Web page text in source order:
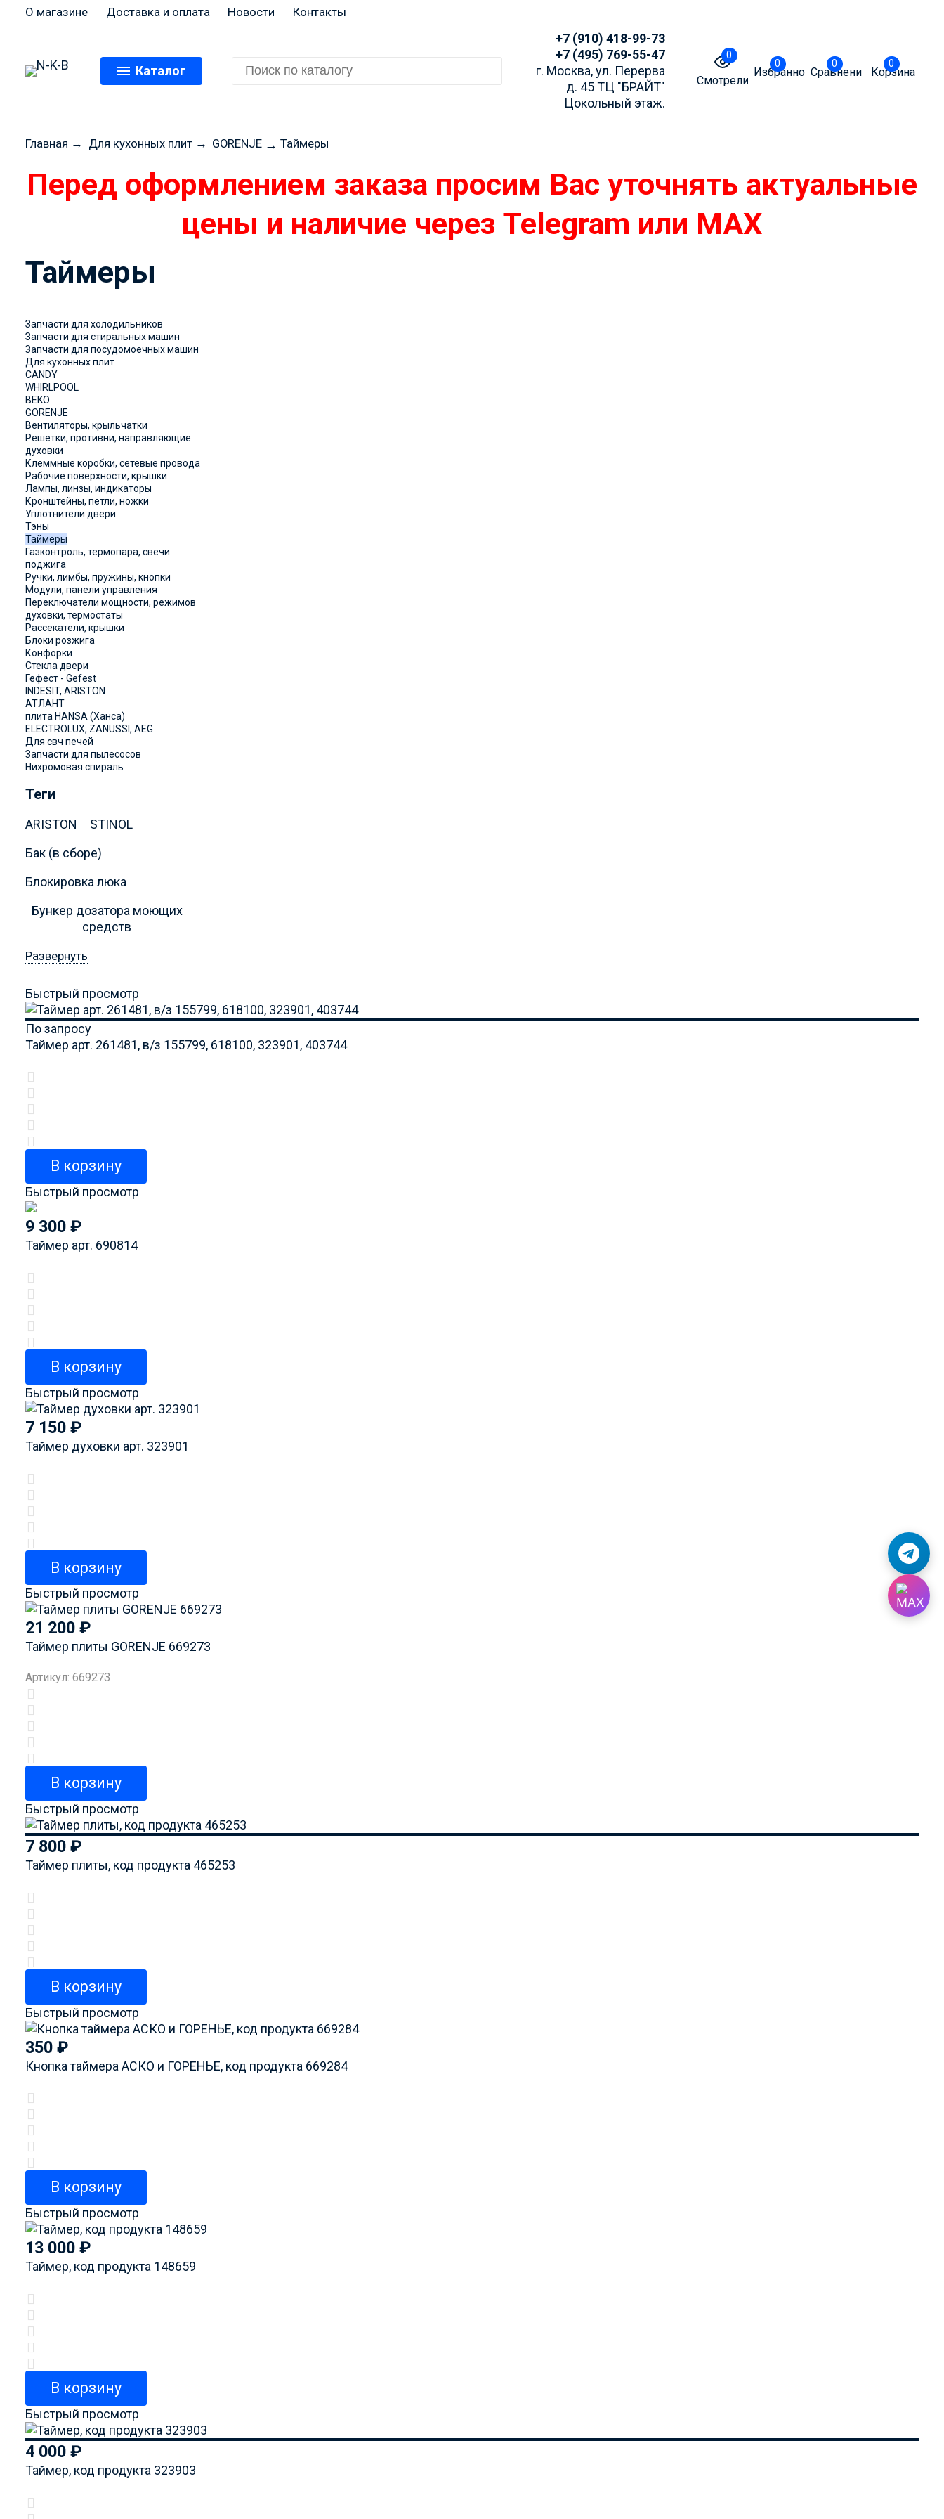
О магазине Доставка и оплата Новости Контакты
Каталог
+7 (910) 418-99-73
+7 (495) 769-55-47
г. Москва, ул. Перерва
д. 45 ТЦ "БРАЙТ"
Цокольный этаж.
0
Смотрели
0
Избранное
0
Сравнение
0
Корзина
Главная → Для кухонных плит→ GORENJE → Таймеры
Перед оформлением заказа просим Вас уточнять актуальные
цены и наличие через Telegram или MAX
Таймеры
Запчасти для холодильников
Запчасти для стиральных машин
Запчасти для посудомоечных машин
Для кухонных плит
CANDY
WHIRLPOOL
BEKO
GORENJE
Вентиляторы, крыльчатки
Решетки, противни, направляющие
духовки
Клеммные коробки, сетевые провода
Рабочие поверхности, крышки
Лампы, линзы, индикаторы
Кронштейны, петли, ножки
Уплотнители двери
Тэны
Таймеры
Газконтроль, термопара, свечи
поджига
Ручки, лимбы, пружины, кнопки
Модули, панели управления
Переключатели мощности, режимов
духовки, термостаты
Рассекатели, крышки
Блоки розжига
Конфорки
Стекла двери
Гефест - Gefest
INDESIT, ARISTON
АТЛАНТ
плита HANSA (Ханса)
ELECTROLUX, ZANUSSI, AEG
Для свч печей
Запчасти для пылесосов
Нихромовая спираль
Теги
ARISTON
STINOL
Бак (в сборе)
Блокировка люка
Бункер дозатора моющих
средств
Развернуть
Быстрый просмотр
По запросу
Таймер арт. 261481, в/з 155799, 618100, 323901, 403744
В корзину
Быстрый просмотр
9 300 ₽
Таймер арт. 690814
В корзину
Быстрый просмотр
7 150 ₽
Таймер духовки арт. 323901
В корзину
Быстрый просмотр
21 200 ₽
Таймер плиты GORENJE 669273
Артикул: 669273
В корзину
Быстрый просмотр
7 800 ₽
Таймер плиты, код продукта 465253
В корзину
Быстрый просмотр
350 ₽
Кнопка таймера АСКО и ГОРЕНЬЕ, код продукта 669284
В корзину
Быстрый просмотр
13 000 ₽
Таймер, код продукта 148659
В корзину
Быстрый просмотр
4 000 ₽
Таймер, код продукта 323903